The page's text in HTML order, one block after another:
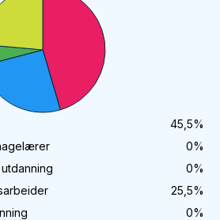
45,5%
0%
0%
25,5%
0%